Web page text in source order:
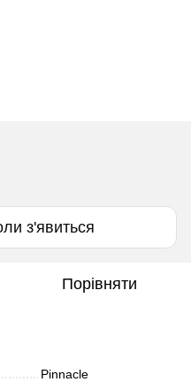
з'явиться
Порівняти
Pinnacle